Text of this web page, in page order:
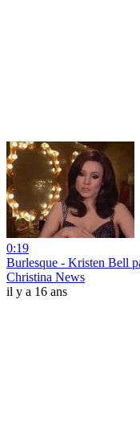
0:19
Burlesque - Kristen Bell
Christina News
il y a 16 ans